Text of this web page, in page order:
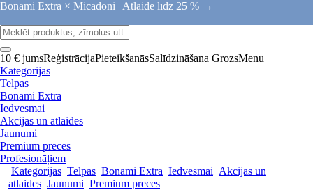
Bonami Extra × Micadoni | Atlaide līdz 25 % →
10 € jumsReģistrācijaPieteikšanāsSalīdzināšana GrozsMenu
Kategorijas
Telpas
Bonami Extra
Iedvesmai
Akcijas un atlaides
Jaunumi
Premium preces
Profesionāļiem
Kategorijas Telpas Bonami Extra Iedvesmai Akcijas un
atlaides Jaunumi Premium preces